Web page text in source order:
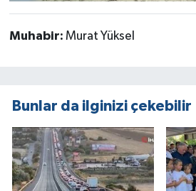
Muhabir: Murat Yüksel
Bunlar da ilginizi çekebilir